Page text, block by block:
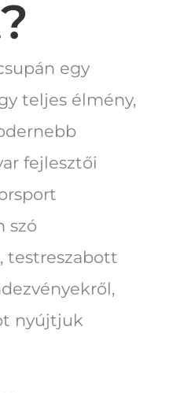
egy
teljes élmény,
fejlesztői
szó
testreszabott
nyújtjuk